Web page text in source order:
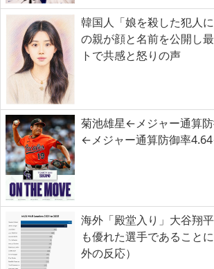
韓国人「娘を殺した犯人
の親が顔と名前を公開し
トで共感と怒りの声
菊池雄星←メジャー通算
←メジャー通算防御率
海外「殿堂入り」大谷翔
も優れた選手であること
外の反応）